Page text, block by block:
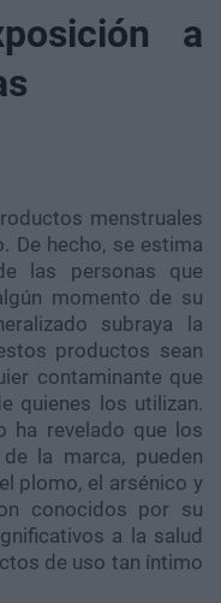
a
menstruales
De hecho, se estima
las personas que
momento de su
subraya la
productos sean
contaminante que
quienes los utilizan.
ha revelado que los
la marca, pueden
plomo, el arsénico y
conocidos por su
a la salud
de uso tan íntimo